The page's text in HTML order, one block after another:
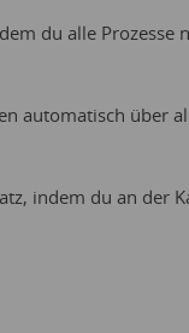
du alle Prozesse
automatisch über
indem du an der